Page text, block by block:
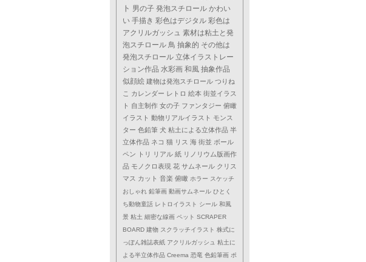
ト 男の子 発泡スチロール かわい
い 手描き 彩色はデジタル 彩色は
アクリルガッシュ 素材は粘土と発
泡スチロール 鳥 抽象的 その他は
発泡スチロール 立体イラストレー
ション作品 水彩画 和風 抽象作品
似顔絵 建物は発泡スチロール つりね
こ カレンダー レトロ 絵本 街並イラス
ト 自主制作 女の子 ファンタジー 俯瞰
イラスト 動物リアルイラスト モンス
ター 色鉛筆 犬 粘土による立体作品 半
立体作品 ネコ 猫 リス 海 街並 ボール
ペン
トリ リアル 紙 リノリウム版画作
品 モノクロ表現 花 サムネール クリス
マス カット 音楽 俯瞰 ホラー スケッチ
おしゃれ 鉛筆画 動画サムネール ひとく
ち動物童話 レトロイラスト シール 和風
景 粘土 細密な線画 ペット SCRAPER
BOARD 建物 スクラッチイラスト 株式に
っぽん雑誌表紙 アクリルガッシュ 粘土に
よる半立体作品 Creema 恐竜 色鉛筆画 ポ